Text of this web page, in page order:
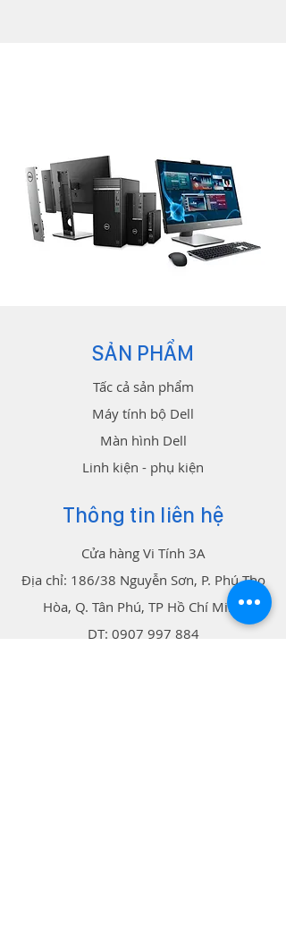
SẢN PHẨM
Tấc cả sản phẩm
Máy tính bộ Dell
Màn hình Dell
Linh kiện - phụ kiện
Thông tin liên hệ
Cửa hàng Vi Tính 3A
Địa chỉ: 186/38 Nguyễn Sơn, P. Phú Thọ
Hòa, Q. Tân Phú, TP Hồ Chí Minh
​DT: 0907 997 884